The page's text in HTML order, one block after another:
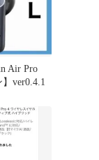
Air Pro
ver0.4.1